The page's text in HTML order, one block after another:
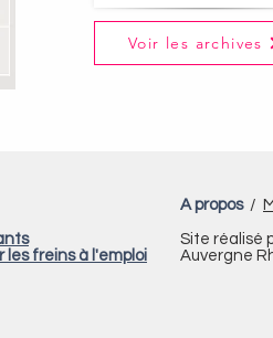
Voir les archives
les freins à l'emploi
A propos/
Site réalisé
Auvergne